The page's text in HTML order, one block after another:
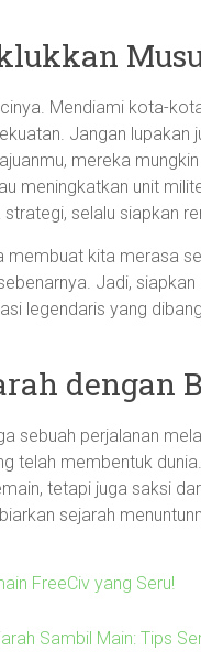
Mendiami kota-
Jangan lupakan
mereka
meningkatkan unit
selalu siapkan
membuat kita merasa
Jadi, siapkan
legendaris yang
dengan
sebuah perjalanan
telah membentuk
tetapi juga saksi
sejarah
FreeCiv yang Seru!
Sambil Main: Tips